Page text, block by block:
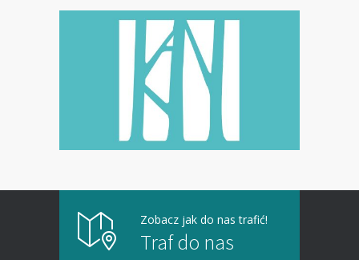
Zobacz jak do nas trafić!
Traf do nas